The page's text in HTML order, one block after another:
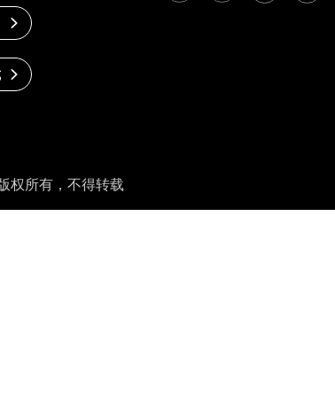
权所有，不得转载